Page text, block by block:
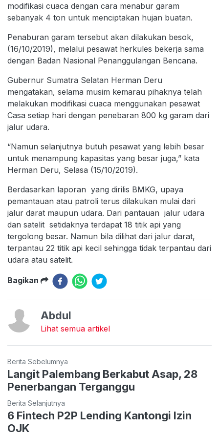
modifikasi cuaca dengan cara menabur garam
sebanyak 4 ton untuk menciptakan hujan buatan.
Penaburan garam tersebut akan dilakukan besok,
(16/10/2019), melalui pesawat herkules bekerja sama
dengan Badan Nasional Penanggulangan Bencana.
Gubernur Sumatra Selatan Herman Deru
mengatakan, selama musim kemarau pihaknya telah
melakukan modifikasi cuaca menggunakan pesawat
Casa setiap hari dengan penebaran 800 kg garam dari
jalur udara.
“Namun selanjutnya butuh pesawat yang lebih besar
untuk menampung kapasitas yang besar juga,” kata
Herman Deru, Selasa (15/10/2019).
Berdasarkan laporan yang dirilis BMKG, upaya
pemantauan atau patroli terus dilakukan mulai dari
jalur darat maupun udara. Dari pantauan jalur udara
dan satelit setidaknya terdapat 18 titik api yang
tergolong besar. Namun bila dilihat dari jalur darat,
terpantau 22 titik api kecil sehingga tidak terpantau dari
udara atau satelit.
Bagikan
Abdul
Lihat semua artikel
Berita Sebelumnya
Langit Palembang Berkabut Asap, 28
Penerbangan Terganggu
Berita Selanjutnya
6 Fintech P2P Lending Kantongi Izin
OJK